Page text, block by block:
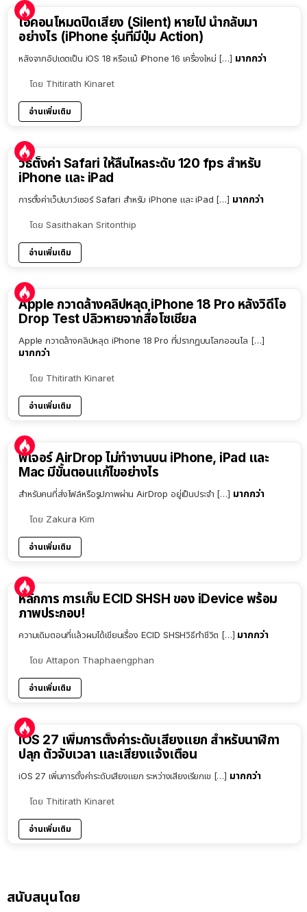
ไอคอนโหมดปิดเสียง (Silent) หายไป นำกลับมา
อย่างไร (iPhone รุ่นที่มีปุ่ม Action)
หลังจากอัปเดตเป็น iOS 18 หรือแม้ iPhone 16 เครื่องใหม่ […] มากกว่า
โดย Thitirath Kinaret
อ่านเพิ่มเติม
วิธีตั้งค่า Safari ให้ลื่นไหลระดับ 120 fps สำหรับ
iPhone และ iPad
การตั้งค่าเว็ปเบาว์เซอร์ Safari สำหรับ iPhone และ iPad […] มากกว่า
โดย Sasithakan Sritonthip
อ่านเพิ่มเติม
Apple กวาดล้างคลิปหลุด iPhone 18 Pro หลังวิดีโอ
Drop Test ปลิวหายจากสื่อโซเชียล
Apple กวาดล้างคลิปหลุด iPhone 18 Pro ที่ปรากฏบนโลกออนไล […]
มากกว่า
โดย Thitirath Kinaret
อ่านเพิ่มเติม
ฟีเจอร์ AirDrop ไม่ทำงานบน iPhone, iPad และ
Mac มีขั้นตอนแก้ไขอย่างไร
สำหรับคนที่ส่งไฟล์หรือรูปภาพผ่าน AirDrop อยู่เป็นประจำ […] มากกว่า
โดย Zakura Kim
อ่านเพิ่มเติม
หลักการ การเก็บ ECID SHSH ของ iDevice พร้อม
ภาพประกอบ!
ความเดิมตอนที่แล้วผมได้เขียนเรื่อง ECID SHSHวิธีทำชีวิต […] มากกว่า
โดย Attapon Thaphaengphan
อ่านเพิ่มเติม
iOS 27 เพิ่มการตั้งค่าระดับเสียงแยก สำหรับนาฬิกา
ปลุก ตัวจับเวลา และเสียงแจ้งเตือน
iOS 27 เพิ่มการตั้งค่าระดับเสียงแยก ระหว่างเสียงเรียกเข […] มากกว่า
โดย Thitirath Kinaret
อ่านเพิ่มเติม
สนับสนุนโดย